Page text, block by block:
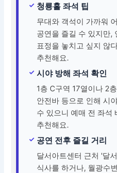
청룡홀 좌석 팁
무대와 객석이 가까워
공연을 즐길 수 있지만,
표정을 놓치고 싶지 않
추천해요.
시야 방해 좌석 확인
1층 C구역 17열이나 2
안전바 등으로 인해 시
수 있으니 예매 전 좌석
추천해요.
공연 전후 즐길 거리
달서아트센터 근처 '달
식사를 하거나, 월광수